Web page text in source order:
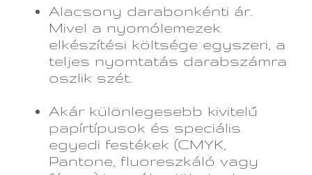
Alacsony darabonkénti ár.
Mivel a nyomólemezek
elkészítési költsége egyszeri, a
teljes nyomtatás darabszámra
oszlik szét.
Akár különlegesebb kivitelű
papírtípusok és speciális
egyedi festékek (CMYK,
Pantone, fluoreszkáló vagy